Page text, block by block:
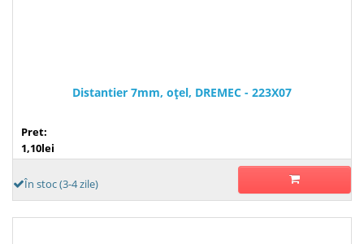
Distantier 7mm, oţel, DREMEC - 223X07
Pret:
1,10lei
În stoc (3-4 zile)